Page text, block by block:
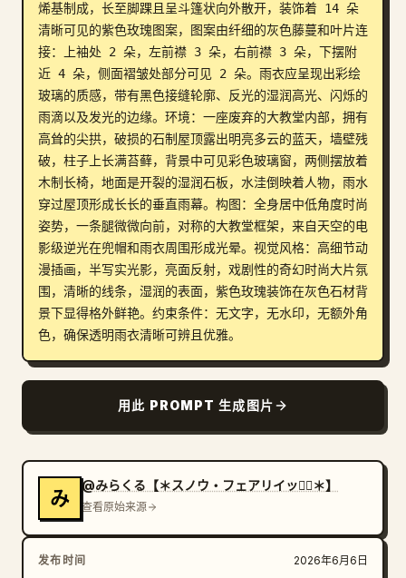
烯基制成，长至脚踝且呈斗篷状向外散开，装饰着 14 朵
清晰可见的紫色玫瑰图案，图案由纤细的灰色藤蔓和叶片连
接：上袖处 2 朵，左前襟 3 朵，右前襟 3 朵，下摆附
近 4 朵，侧面褶皱处部分可见 2 朵。雨衣应呈现出彩绘
玻璃的质感，带有黑色接缝轮廓、反光的湿润高光、闪烁的
雨滴以及发光的边缘。环境：一座废弃的大教堂内部，拥有
高耸的尖拱，破损的石制屋顶露出明亮多云的蓝天，墙壁残
破，柱子上长满苔藓，背景中可见彩色玻璃窗，两侧摆放着
木制长椅，地面是开裂的湿润石板，水洼倒映着人物，雨水
穿过屋顶形成长长的垂直雨幕。构图：全身居中低角度时尚
姿势，一条腿微微向前，对称的大教堂框架，来自天空的电
影级逆光在兜帽和雨衣周围形成光晕。视觉风格：高细节动
漫插画，半写实光影，亮面反射，戏剧性的奇幻时尚大片氛
围，清晰的线条，湿润的表面，紫色玫瑰装饰在灰色石材背
景下显得格外鲜艳。约束条件：无文字，无水印，无额外角
色，确保透明雨衣清晰可辨且优雅。
用此 PROMPT 生成图片
み
@みらくる【＊スノウ・フェアリイッ🧚‍♀️＊】
查看原始来源
发布时间 2026年6月6日